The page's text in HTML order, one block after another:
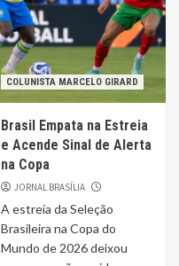
COLUNISTA MARCELO GIRARD
Brasil Empata na Estreia
e Acende Sinal de Alerta
na Copa
JORNAL BRASÍLIA
A estreia da Seleção
Brasileira na Copa do
Mundo de 2026 deixou